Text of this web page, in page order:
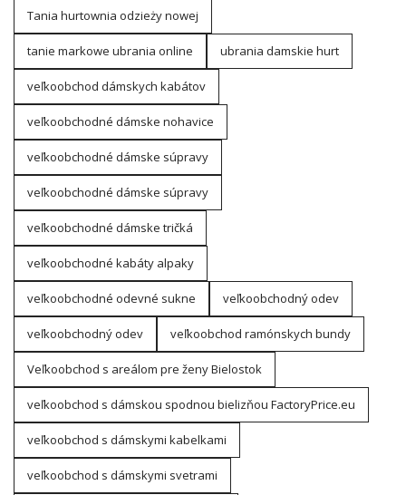
Tania hurtownia odzieży nowej
tanie markowe ubrania online ubrania damskie hurt
veľkoobchod dámskych kabátov
veľkoobchodné dámske nohavice
veľkoobchodné dámske súpravy
veľkoobchodné dámske súpravy
veľkoobchodné dámske tričká
veľkoobchodné kabáty alpaky
veľkoobchodné odevné sukne veľkoobchodný odev
veľkoobchodný odev veľkoobchod ramónskych bundy
Veľkoobchod s areálom pre ženy Bielostok
veľkoobchod s dámskou spodnou bielizňou FactoryPrice.eu
veľkoobchod s dámskymi kabelkami
veľkoobchod s dámskymi svetrami